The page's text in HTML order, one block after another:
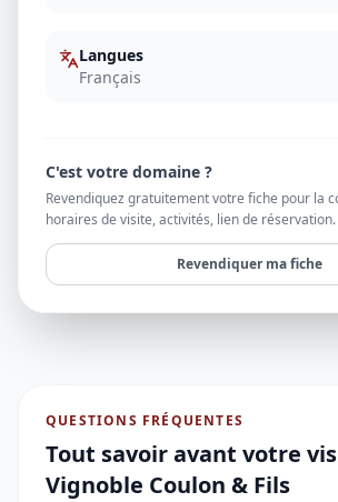
Langues
Français
C'est votre domaine ?
Revendiquez gratuitement votre fiche pour la
horaires de visite, activités, lien de réservation.
Revendiquer ma fiche
QUESTIONS FRÉQUENTES
Tout savoir avant votre
Vignoble Coulon & Fils